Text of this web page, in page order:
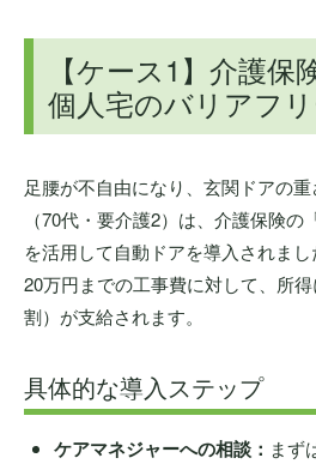
【ケース1】介護保
個人宅のバリアフ
足腰が不自由になり、玄関ドアの
（70代・要介護2）は、介護保険の
を活用して自動ドアを導入されま
20万円までの工事費に対して、所
割）が支給されます。
具体的な導入ステップ
ケアマネジャーへの相談： まず